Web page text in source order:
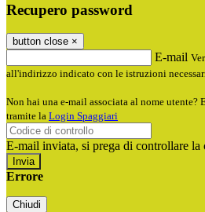
Recupero password
button close ×
E-mail
all'indirizzo indicato con le istruzioni
Non hai una e-mail associata al nome utente?
tramite la Login Spaggiari
E-mail inviata, si prega di controllare la
Errore
Chiudi